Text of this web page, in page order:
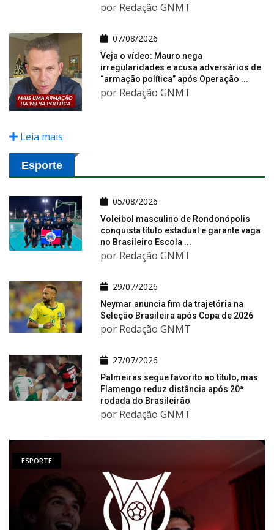
por Redação GNMT
07/08/2026
Veja o vídeo: Mauro nega
irregularidades e acusa adversários de
“armação política” após Operação ...
por Redação GNMT
Leia mais
Esporte
05/08/2026
Voleibol masculino de Rondonópolis
conquista título estadual e garante vaga
no Brasileiro Escola ...
por Redação GNMT
29/07/2026
Neymar anuncia fim da trajetória na
Seleção Brasileira após Copa de 2026
por Redação GNMT
27/07/2026
Palmeiras segue favorito ao título, mas
Flamengo reduz distância após 20ª
rodada do Brasileirão
por Redação GNMT
ESPORTE